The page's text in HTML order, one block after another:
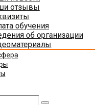
отзывы
обучения
об организации